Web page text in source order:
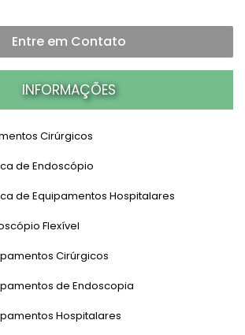
Entre em Contato
INFORMAÇÕES
Cirúrgicos
de Endoscópio
de Equipamentos Hospitalares
Flexível
Cirúrgicos
de Endoscopia
Hospitalares